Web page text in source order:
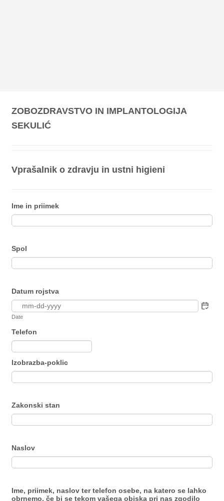
ZOBOZDRAVSTVO IN IMPLANTOLOGIJA
SEKULIĆ
Vprašalnik o zdravju in ustni higieni
Ime in priimek
Spol
Datum rojstva
Date
Telefon
Izobrazba-poklic
Zakonski stan
Naslov
Ime, priimek, naslov ter telefon osebe, na katero se lahko
obrnemo, če bi se tekom vašega obiska pri nas zgodilo